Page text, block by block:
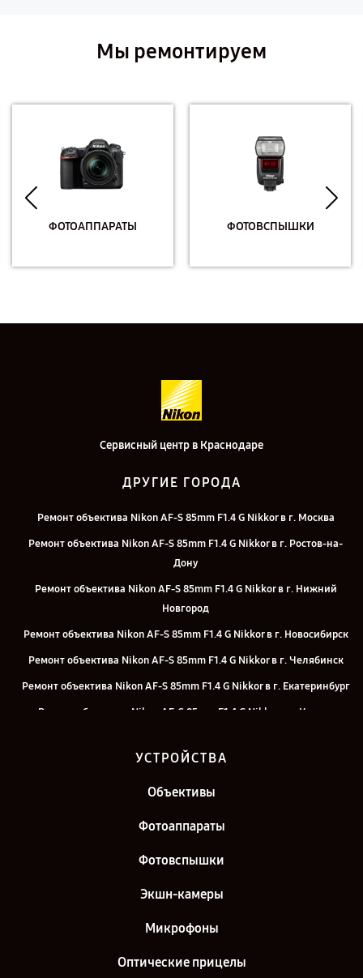
Мы ремонтируем
ФОТОАППАРАТЫ ФОТОВСПЫШКИ
Сервисный центр в Краснодаре
ДРУГИЕ ГОРОДА
Ремонт объектива Nikon AF-S 85mm F1.4 G Nikkor в г. Москва
Ремонт объектива Nikon AF-S 85mm F1.4 G Nikkor в г. Ростов-на-
Дону
Ремонт объектива Nikon AF-S 85mm F1.4 G Nikkor в г. Нижний
Новгород
Ремонт объектива Nikon AF-S 85mm F1.4 G Nikkor в г. Новосибирск
Ремонт объектива Nikon AF-S 85mm F1.4 G Nikkor в г. Челябинск
Ремонт объектива Nikon AF-S 85mm F1.4 G Nikkor в г. Екатеринбург
Ремонт объектива Nikon AF-S 85mm F1.4 G Nikkor в г. Казань
Петербург
УСТРОЙСТВА
Объективы
Фотоаппараты
Фотовспышки
Экшн-камеры
Микрофоны
Оптические прицелы